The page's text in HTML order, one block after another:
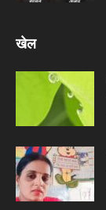
खेल